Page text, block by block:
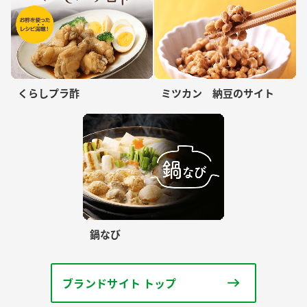
くらしプラ酢 ミツカン 納豆のサイト
鍋なび
ブランドサイト トップ